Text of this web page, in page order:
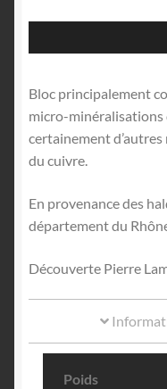
Bloc principalement
micro-
certainement
du cuivre.
En provenance des
département du
Découverte Pierre
Poids